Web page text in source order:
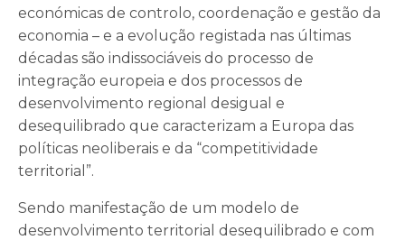
económicas de controlo, coordenação e gestão da
economia – e a evolução registada nas últimas
décadas são indissociáveis do processo de
integração europeia e dos processos de
desenvolvimento regional desigual e
desequilibrado que caracterizam a Europa das
políticas neoliberais e da “competitividade
territorial”.
Sendo manifestação de um modelo de
desenvolvimento territorial desequilibrado e com